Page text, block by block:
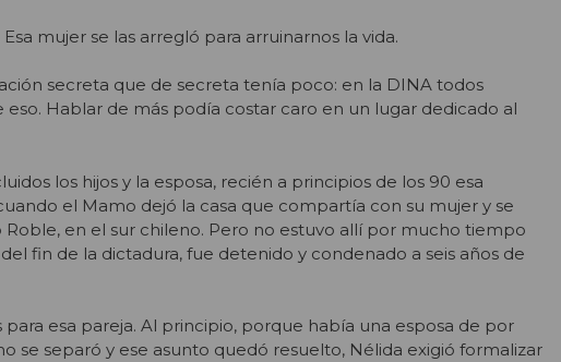
mujer se las arregló para arruinarnos la vida.
secreta que de secreta tenía poco: en la DINA todos
Hablar de más podía costar caro en un lugar dedicado al
los hijos y la esposa, recién a principios de los 90 esa
el Mamo dejó la casa que compartía con su mujer y se
Roble, en el sur chileno. Pero no estuvo allí por mucho tiempo
fin de la dictadura, fue detenido y condenado a seis años de
para esa pareja. Al principio, porque había una esposa de por
se separó y ese asunto quedó resuelto, Nélida exigió formalizar